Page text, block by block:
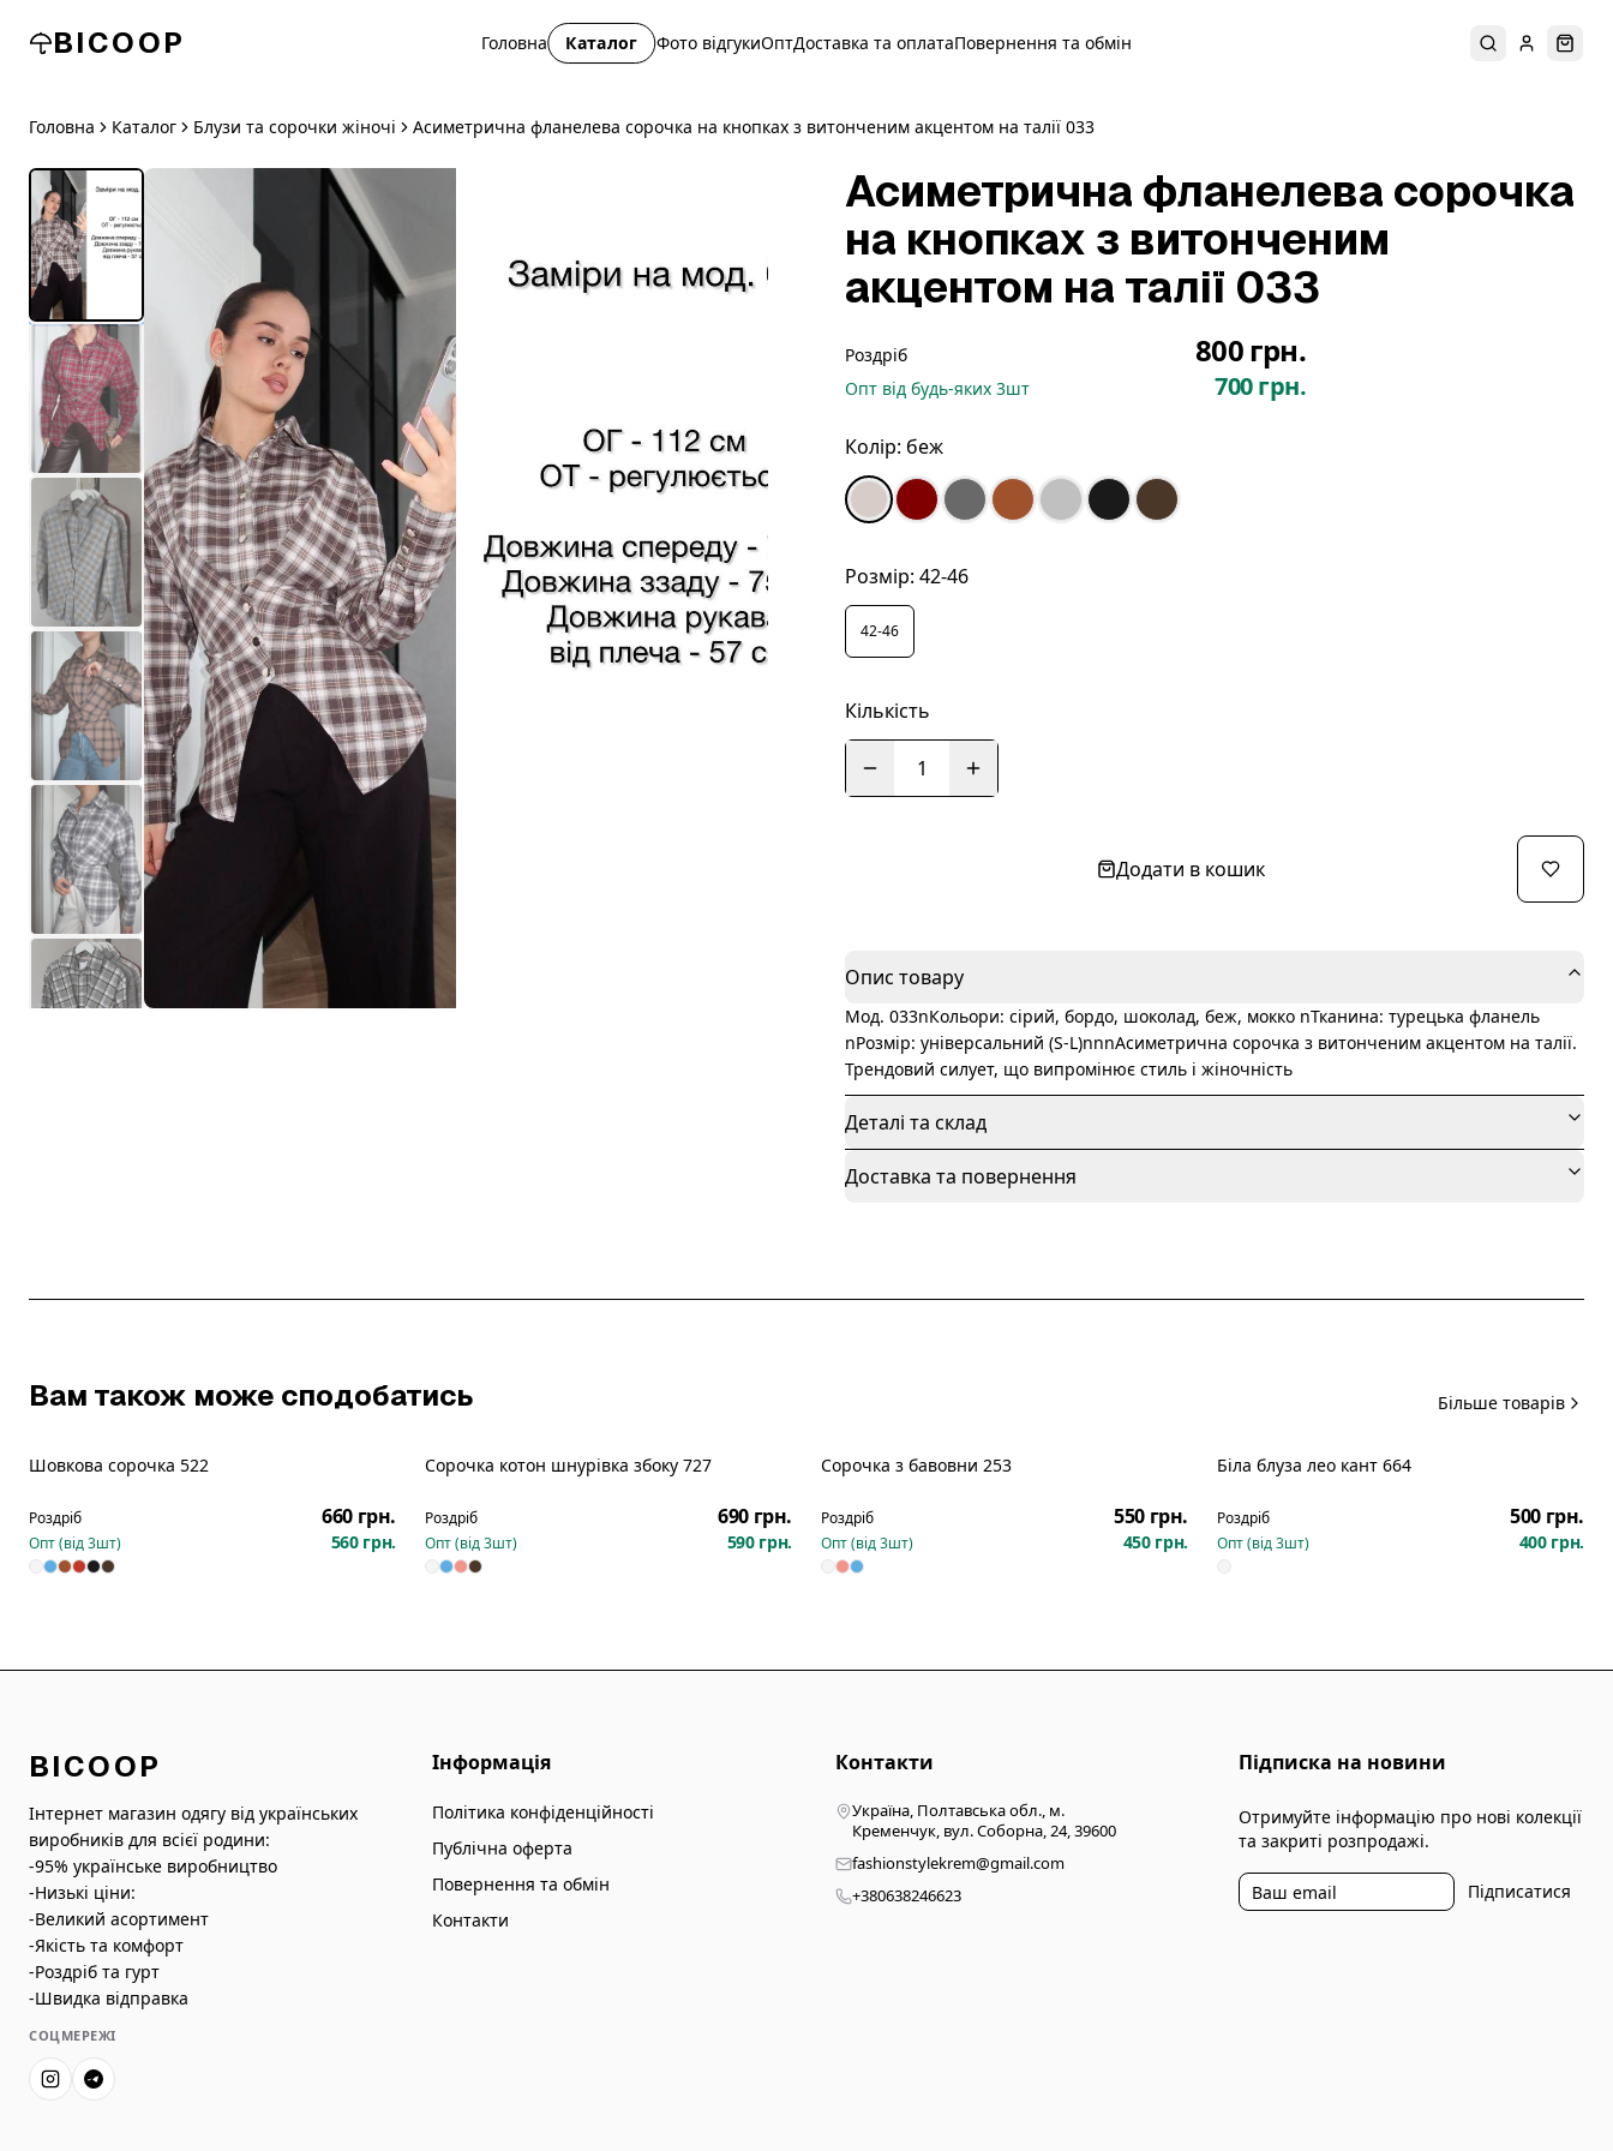
BICOOP Головна Каталог Фото відгукиОптДоставка та оплатаПовернення та обмін ПошукУвійти
Головна Каталог Блузи та сорочки жіночі Асиметрична фланелева сорочка на кнопках з витонченим акцентом на талії 033
Асиметрична фланелева сорочка
на кнопках з витонченим
акцентом на талії 033
Роздріб 800 грн.
Опт від будь-яких 3шт 700 грн.
Колір: беж
Розмір: 42-46
42-46
Кількість
1
Додати в кошик
Опис товару
Мод. 033nКольори: сірий, бордо, шоколад, беж, мокко nТканина: турецька фланель
nРозмір: універсальний (S-L)nnnАсиметрична сорочка з витонченим акцентом на талії.
Трендовий силует, що випромінює стиль і жіночність
Деталі та склад
Доставка та повернення
Вам також може сподобатись Більше товарів
Шовкова сорочка 522
Роздріб 660 грн.
Опт (від3шт) 560 грн.
Сорочка котон шнурівка збоку 727
Роздріб 690 грн.
Опт (від3шт) 590 грн.
Сорочка з бавовни 253
Роздріб 550 грн.
Опт (від3шт) 450 грн.
Новинка
Біла блуза лео кант 664
Роздріб 500 грн.
Опт (від3шт) 400 грн.
BICOOP
Інтернет магазин одягу від українських
виробників для всієї родини:
-95% українське виробництво
-Низькі ціни:
-Великий асортимент
-Якість та комфорт
-Роздріб та гурт
-Швидка відправка
СОЦМЕРЕЖІ
Інформація
Політика конфіденційності
Публічна оферта
Повернення та обмін
Контакти
Контакти
Україна, Полтавська обл., м.
Кременчук, вул. Соборна, 24, 39600
fashionstylekrem@gmail.com
+380638246623
Підписка на новини
Отримуйте інформацію про нові колекції
та закриті розпродажі.
Підписатися